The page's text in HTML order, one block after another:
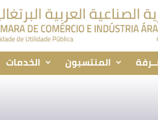
المنتسبون الخدمات